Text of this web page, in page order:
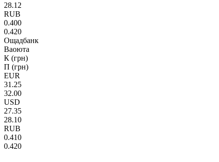
28.12
RUB
0.400
0.420
Ощадбанк
Ваоюта
К (грн)
П (грн)
EUR
31.25
32.00
USD
27.35
28.10
RUB
0.410
0.420